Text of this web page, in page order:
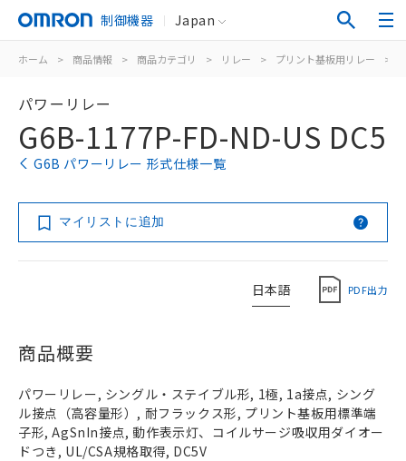
制御機器 Japan
ホーム > 商品情報 > 商品カテゴリ > リレー > プリント基板用リレー >
パワーリレー
G6B-1177P-FD-ND-US DC5
G6B パワーリレー 形式仕様一覧
マイリストに追加
日本語 PDF出力
商品概要
パワーリレー, シングル・ステイブル形, 1極, 1a接点, シング
ル接点（高容量形）, 耐フラックス形, プリント基板用標準端
子形, AgSnIn接点, 動作表示灯、コイルサージ吸収用ダイオー
ドつき, UL/CSA規格取得, DC5V